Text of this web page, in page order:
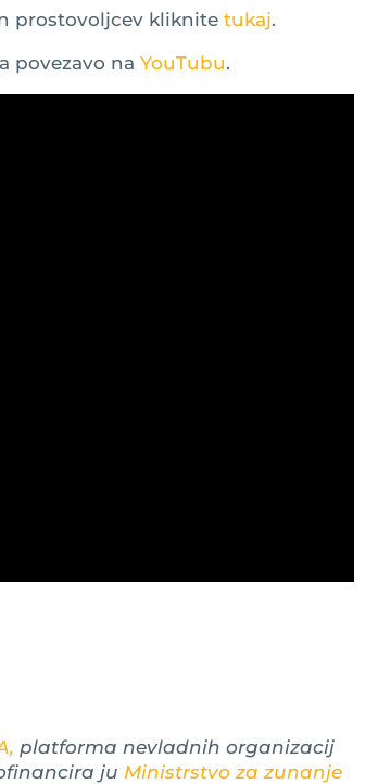
prostovoljcev kliknitetukaj.
povezavo naYouTubu.
platforma nevladnih organizacij
ju Ministrstvo za zunanje